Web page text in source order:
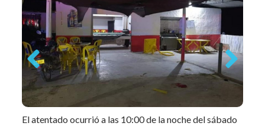
El atentado ocurrió a las 10:00 de la noche del sábado
Previous Next